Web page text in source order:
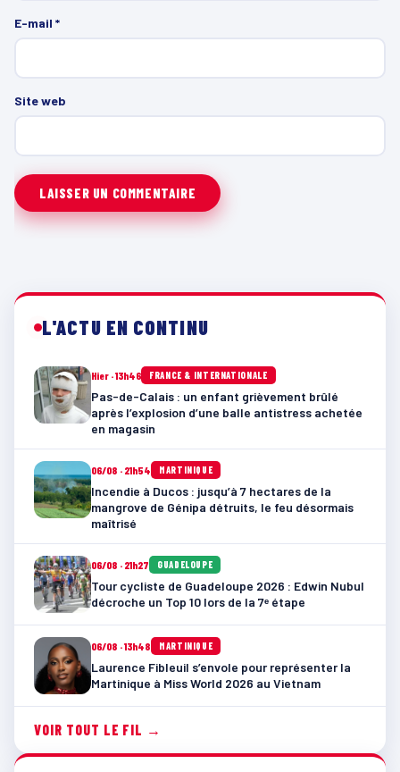
E-mail *
Site web
L'ACTU EN CONTINU
Hier · 13h46 FRANCE & INTERNATIONALE
Pas-de-Calais : un enfant grièvement brûlé
après l’explosion d’une balle antistress achetée
en magasin
06/08 · 21h54 MARTINIQUE
Incendie à Ducos : jusqu’à 7 hectares de la
mangrove de Génipa détruits, le feu désormais
maîtrisé
06/08 · 21h27 GUADELOUPE
Tour cycliste de Guadeloupe 2026 : Edwin Nubul
décroche un Top 10 lors de la 7ᵉ étape
06/08 · 13h48 MARTINIQUE
Laurence Fibleuil s’envole pour représenter la
Martinique à Miss World 2026 au Vietnam
VOIR TOUT LE FIL →